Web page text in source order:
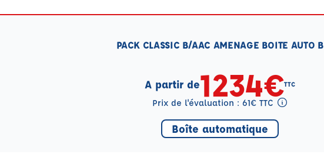
PACK CLASSIC B/AAC AMENAGE BOITE AUTO B
A partir de1234€TTC
Prix de l'évaluation : 61€ TTC
Tooltip eval mention
Boîte automatique